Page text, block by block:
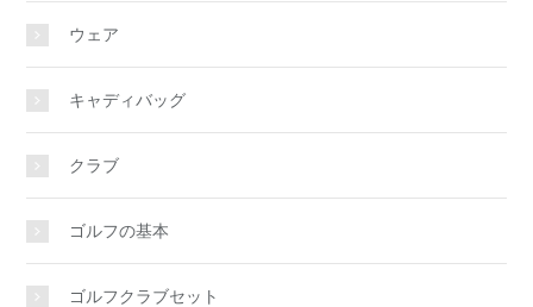
ウェア
キャディバッグ
クラブ
ゴルフの基本
ゴルフクラブセット